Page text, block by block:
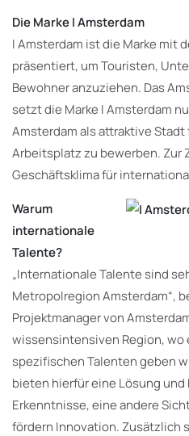
Die Marke I Amsterdam
I Amsterdam ist die Marke mit
präsentiert, um Touristen,
Bewohner anzuziehen. Das
setzt die Marke I Amsterdam
Amsterdam als attraktive
Arbeitsplatz zu bewerben. Zur
Geschäftsklima für
Warum
internationale
Talente?
„Internationale Talente sind
Metropolregion Amsterdam“,
Projektmanager von
wissensintensiven Region, wo
spezifischen Talenten geben
bieten hierfür eine Lösung
Erkenntnisse, eine andere
fördern Innovation. Zusätzlich